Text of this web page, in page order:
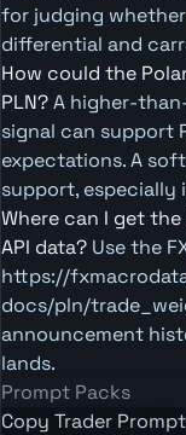
for judging
differential and
How could the
PLN?A higher-
signal can support
expectations. A
support, especially
Where can I get the
API data? Use the
https://
docs/pln/
announcement
lands.
Prompt Packs
Copy Trader Prompt